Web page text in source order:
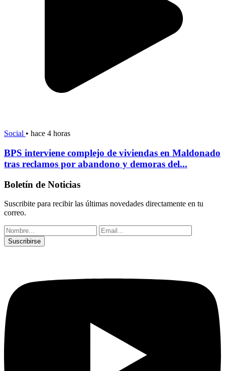
Social • hace 4 horas
BPS interviene complejo de viviendas en Maldonado
tras reclamos por abandono y demoras del...
Boletín de Noticias
Suscribite para recibir las últimas novedades directamente en tu
correo.
Suscribirse